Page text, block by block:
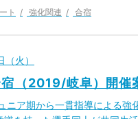
ト 強化関連 合宿
火）
（2019/岐阜）開催
ニア期から一貫指導による